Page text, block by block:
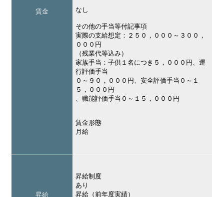
賃金 なし
その他の手当等付記事項
実際の支給想定：２５０，０００～３００，
０００円
（残業代等込み）
家族手当：子供１名につき５，０００円、運
行評価手当
０～９０，０００円、安全評価手当０～１
５，０００円
、職能評価手当０～１５，０００円
賃金形態
月給
昇給
昇給制度
あり
昇給（前年度実績）